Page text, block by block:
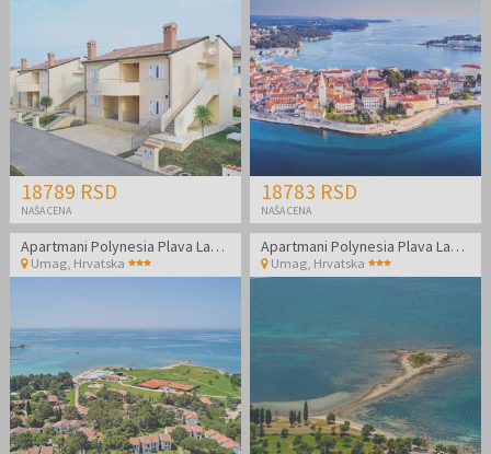
18789 RSD
NAŠA CENA
18783 RSD
NAŠA CENA
Apartmani Polynesia Plava Laguna - Kraj leta u Istri
Umag, Hrvatska
Apartmani Polynesia Plava Laguna - Kraj leta u Istri
Umag, Hrvatska